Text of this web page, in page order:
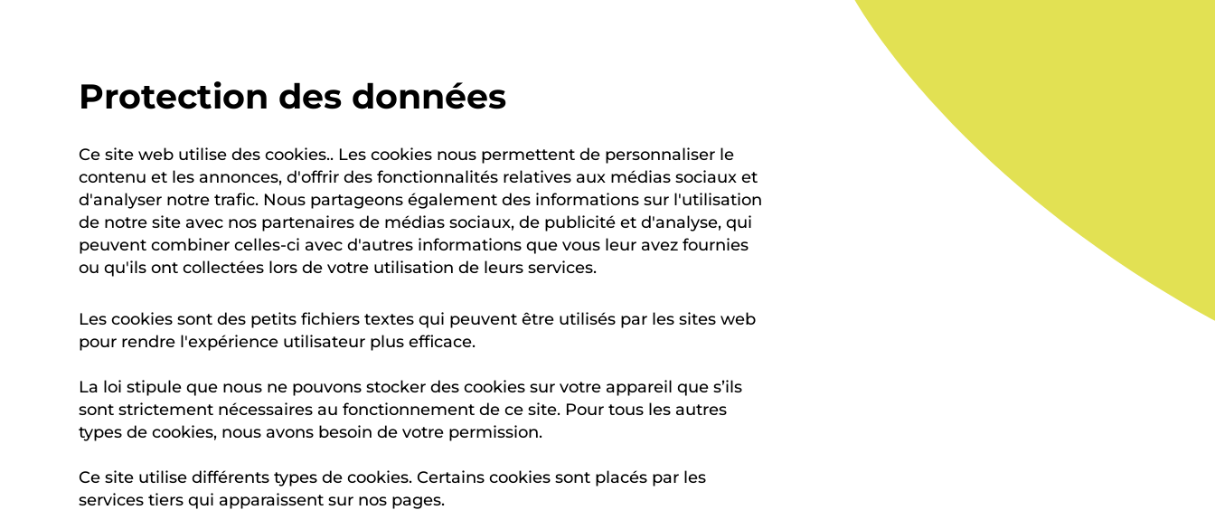
Protection des données
Ce site web utilise des cookies.. Les cookies nous permettent de personnaliser le
contenu et les annonces, d'offrir des fonctionnalités relatives aux médias sociaux et
d'analyser notre trafic. Nous partageons également des informations sur l'utilisation
de notre site avec nos partenaires de médias sociaux, de publicité et d'analyse, qui
peuvent combiner celles-ci avec d'autres informations que vous leur avez fournies
ou qu'ils ont collectées lors de votre utilisation de leurs services.
Les cookies sont des petits fichiers textes qui peuvent être utilisés par les sites web
pour rendre l'expérience utilisateur plus efficace.
La loi stipule que nous ne pouvons stocker des cookies sur votre appareil que s’ils
sont strictement nécessaires au fonctionnement de ce site. Pour tous les autres
types de cookies, nous avons besoin de votre permission.
Ce site utilise différents types de cookies. Certains cookies sont placés par les
services tiers qui apparaissent sur nos pages.